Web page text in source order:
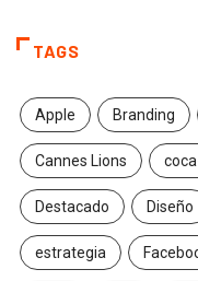
TAGS
Apple Branding
Cannes Lions
Destacado Diseño
estrategia